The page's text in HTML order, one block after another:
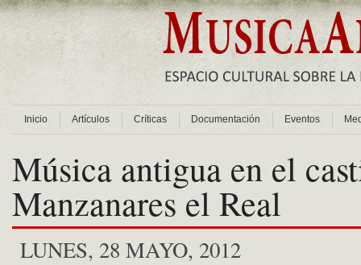
Inicio Artículos Críticas Documentación Eventos
Música antigua en el
Manzanares el Real
LUNES, 28 MAYO, 2012